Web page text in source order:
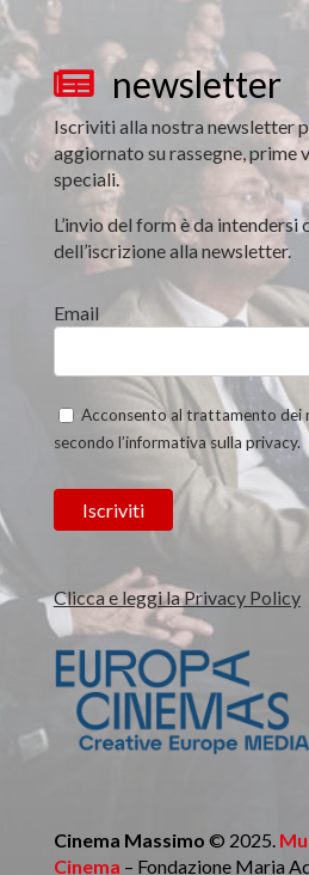
 newsletter
Iscriviti alla nostra newsletter
aggiornato su rassegne, prime
speciali.
L’invio del form è da
dell’iscrizione alla newsletter.
Email
Acconsento al trattamento dei
secondo l’informativa sulla privacy.
Clicca e leggi la Privacy Policy
Cinema Massimo © 2025.
Cinema – Fondazione Maria